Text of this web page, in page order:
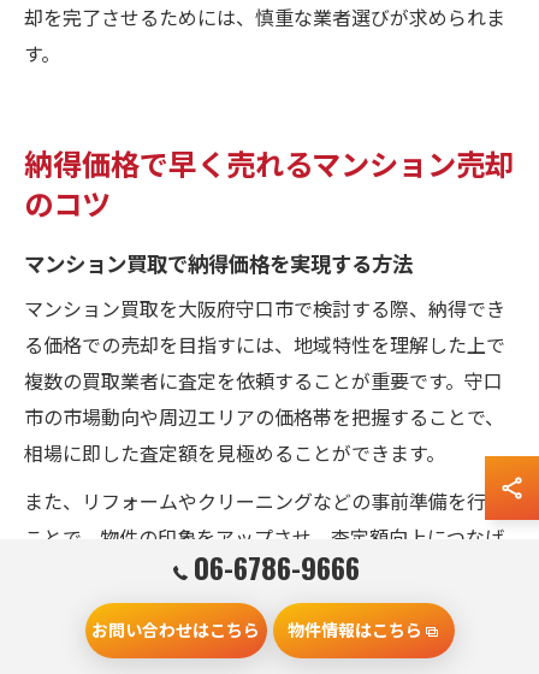
却を完了させるためには、慎重な業者選びが求められま
す。
納得価格で早く売れるマンション売却
のコツ
マンション買取で納得価格を実現する方法
マンション買取を大阪府守口市で検討する際、納得でき
る価格での売却を目指すには、地域特性を理解した上で
複数の買取業者に査定を依頼することが重要です。守口
市の市場動向や周辺エリアの価格帯を把握することで、
相場に即した査定額を見極めることができます。
また、リフォームやクリーニングなどの事前準備を行う
ことで、物件の印象をアップさせ、査定額向上につなげ
ることが可能です。例えば、共用部や室内の清掃、設備
の簡易修繕を実施するだけでも評価が変わるケースがあ
ります。
06-6786-9666
お問い合わせはこちら 物件情報はこちら